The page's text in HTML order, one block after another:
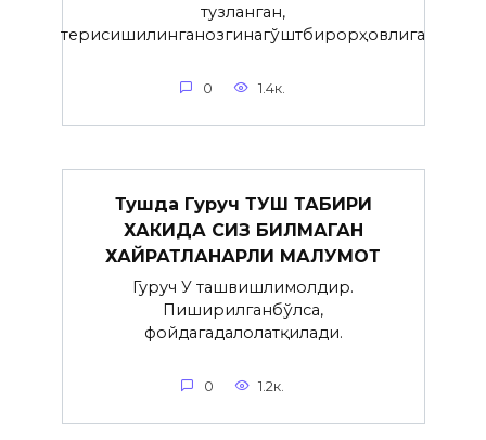
тузланган,
терисишилинганозгинагўштбирорҳовлига
0 1.4к.
Тушда Гуруч ТУШ ТАБИРИ
ХАКИДА СИЗ БИЛМАГАН
ХАЙРАТЛАНАРЛИ МАЛУМОТ
Гуруч У ташвишлимолдир.
Пиширилганбўлса,
фойдагадалолатқилади.
0 1.2к.